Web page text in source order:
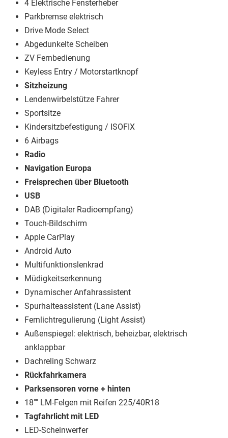
4 Elektrische Fensterheber
Parkbremse elektrisch
Drive Mode Select
Abgedunkelte Scheiben
ZV Fernbedienung
Keyless Entry / Motorstartknopf
Sitzheizung
Lendenwirbelstütze Fahrer
Sportsitze
Kindersitzbefestigung / ISOFIX
6 Airbags
Radio
Navigation Europa
Freisprechen über Bluetooth
USB
DAB (Digitaler Radioempfang)
Touch-Bildschirm
Apple CarPlay
Android Auto
Multifunktionslenkrad
Müdigkeitserkennung
Dynamischer Anfahrassistent
Spurhalteassistent (Lane Assist)
Fernlichtregulierung (Light Assist)
Außenspiegel: elektrisch, beheizbar, elektrisch
anklappbar
Dachreling Schwarz
Rückfahrkamera
Parksensoren vorne + hinten
18"" LM-Felgen mit Reifen 225/40R18
Tagfahrlicht mit LED
LED-Scheinwerfer